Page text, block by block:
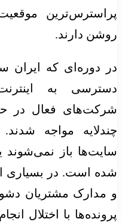
پراسترس‌ترین
روشن دارند.
در دوره‌ای که ایران
دسترسی به
شرکت‌های فعال در
چندلایه مواجه
سایت‌ها باز نمی‌شوند
شده است. در بسیاری
و مدارک مشتریان
پرونده‌ها با اختلال